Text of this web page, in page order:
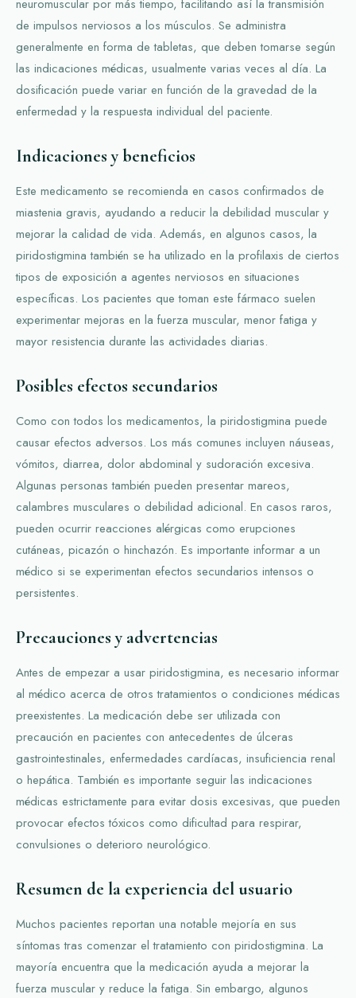
neuromuscular por más tiempo, facilitando así la transmisión
de impulsos nerviosos a los músculos. Se administra
generalmente en forma de tabletas, que deben tomarse según
las indicaciones médicas, usualmente varias veces al día. La
dosificación puede variar en función de la gravedad de la
enfermedad y la respuesta individual del paciente.
Indicaciones y beneficios
Este medicamento se recomienda en casos confirmados de
miastenia gravis, ayudando a reducir la debilidad muscular y
mejorar la calidad de vida. Además, en algunos casos, la
piridostigmina también se ha utilizado en la profilaxis de ciertos
tipos de exposición a agentes nerviosos en situaciones
específicas. Los pacientes que toman este fármaco suelen
experimentar mejoras en la fuerza muscular, menor fatiga y
mayor resistencia durante las actividades diarias.
Posibles efectos secundarios
Como con todos los medicamentos, la piridostigmina puede
causar efectos adversos. Los más comunes incluyen náuseas,
vómitos, diarrea, dolor abdominal y sudoración excesiva.
Algunas personas también pueden presentar mareos,
calambres musculares o debilidad adicional. En casos raros,
pueden ocurrir reacciones alérgicas como erupciones
cutáneas, picazón o hinchazón. Es importante informar a un
médico si se experimentan efectos secundarios intensos o
persistentes.
Precauciones y advertencias
Antes de empezar a usar piridostigmina, es necesario informar
al médico acerca de otros tratamientos o condiciones médicas
preexistentes. La medicación debe ser utilizada con
precaución en pacientes con antecedentes de úlceras
gastrointestinales, enfermedades cardíacas, insuficiencia renal
o hepática. También es importante seguir las indicaciones
médicas estrictamente para evitar dosis excesivas, que pueden
provocar efectos tóxicos como dificultad para respirar,
convulsiones o deterioro neurológico.
Resumen de la experiencia del usuario
Muchos pacientes reportan una notable mejoría en sus
síntomas tras comenzar el tratamiento con piridostigmina. La
mayoría encuentra que la medicación ayuda a mejorar la
fuerza muscular y reduce la fatiga. Sin embargo, algunos